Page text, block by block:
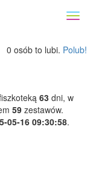
0 osób to lubi. Polub!
63 dni, w
59 zestawów.
05-16 09:30:58.